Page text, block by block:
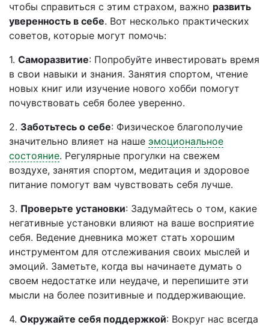
чтобы справиться с этим страхом, важно развить
уверенность в себе. Вот несколько практических
советов, которые могут помочь:
1. Саморазвитие: Попробуйте инвестировать время
в свои навыки и знания. Занятия спортом, чтение
новых книг или изучение нового хобби помогут
почувствовать себя более уверенно.
2. Заботьтесь о себе: Физическое благополучие
значительно влияет на наше эмоциональное
состояние. Регулярные прогулки на свежем
воздухе, занятия спортом, медитация и здоровое
питание помогут вам чувствовать себя лучше.
3. Проверьте установки: Задумайтесь о том, какие
негативные установки влияют на ваше восприятие
себя. Ведение дневника может стать хорошим
инструментом для отслеживания своих мыслей и
эмоций. Заметьте, когда вы начинаете думать о
своем недостатке или неудаче, и перепишите эти
мысли на более позитивные и поддерживающие.
4. Окружайте себя поддержкой: Вокруг нас всегда